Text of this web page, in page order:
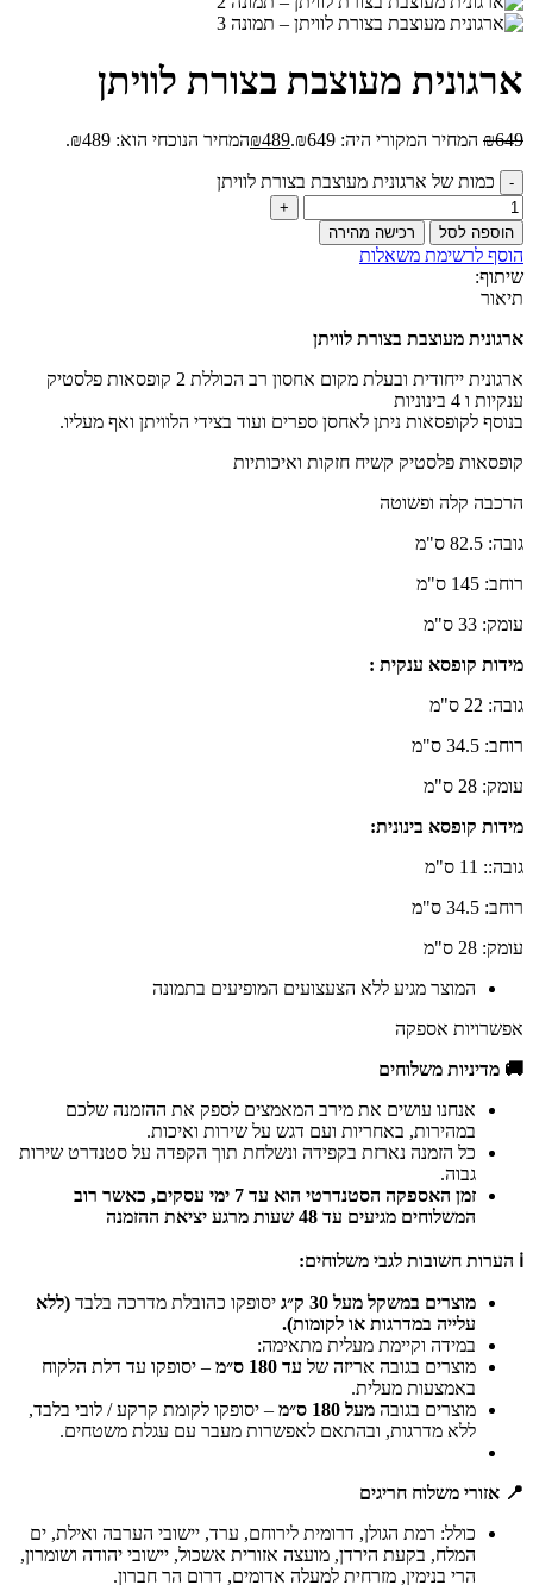
ארגונית מעוצבת בצורת לוויתן
₪649 המחיר המקורי היה: ₪649. ₪489 המחיר הנוכחי הוא: ₪489.
כמות של ארגונית מעוצבת בצורת לוויתן
הוספה לסל רכישה מהירה
הוסף לרשימת משאלות
שיתוף:
תיאור
ארגונית מעוצבת בצורת לוויתן
ארגונית ייחודית ובעלת מקום אחסון רב הכוללת 2 קופסאות פלסטיק
ענקיות ו 4 בינוניות
בנוסף לקופסאות ניתן לאחסן ספרים ועוד בצידי הלוויתן ואף מעליו.
קופסאות פלסטיק קשיח חזקות ואיכותיות
הרכבה קלה ופשוטה
גובה: 82.5 ס"מ
רוחב: 145 ס"מ
עומק: 33 ס"מ
מידות קופסא ענקית :
גובה: 22 ס"מ
רוחב: 34.5 ס"מ
עומק: 28 ס"מ
מידות קופסא בינונית:
גובה:: 11 ס"מ
רוחב: 34.5 ס"מ
עומק: 28 ס"מ
המוצר מגיע ללא הצעצועים המופיעים בתמונה
אפשרויות אספקה
🚚 מדיניות משלוחים
אנחנו עושים את מירב המאמצים לספק את ההזמנה שלכם
במהירות, באחריות ועם דגש על שירות ואיכות.
כל הזמנה נארזת בקפידה ונשלחת תוך הקפדה על סטנדרט שירות
גבוה.
זמן האספקה הסטנדרטי הוא עד 7 ימי עסקים, כאשר רוב
המשלוחים מגיעים עד 48 שעות מרגע יציאת ההזמנה
ℹ️ הערות חשובות לגבי משלוחים:
מוצרים במשקל מעל 30 ק״ג יסופקו כהובלת מדרכה בלבד (ללא
עלייה במדרגות או לקומות).
במידה וקיימת מעלית מתאימה:
מוצרים בגובה אריזה של עד 180 ס״מ
– יסופקו עד דלת הלקוח
באמצעות מעלית.
מוצרים בגובה מעל 180 ס״מ
– יסופקו לקומת קרקע / לובי בלבד,
ללא מדרגות, ובהתאם לאפשרות מעבר עם עגלת משטחים.
📍 אזורי משלוח חריגים
כולל: רמת הגולן, דרומית לירוחם, ערד, יישובי הערבה ואילת, ים
המלח, בקעת הירדן, מועצה אזורית אשכול, יישובי יהודה ושומרון,
הרי בנימין, מזרחית למעלה אדומים, דרום הר חברון.